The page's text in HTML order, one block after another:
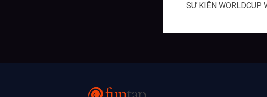
SỰ KIỆN WORLDCUP